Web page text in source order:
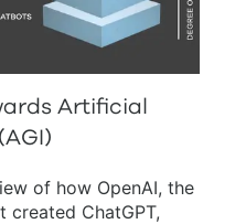
Artificial
of how OpenAI, the
created ChatGPT,